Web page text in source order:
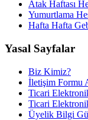
Atak Haftası
Yumurtlama
Hafta Hafta
Yasal Sayfalar
Biz Kimiz?
İletişim Formu
Ticari
Ticari
Üyelik Bilgi